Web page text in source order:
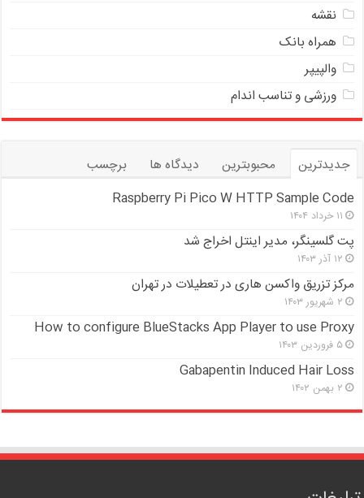
نقشه
همراه بانک
والپیپر
ورزشی و تناسب اندام
جدیدترین محبوبترین دیدگاه ها
برچسب
Raspberry Pi Pico W HTTP Sample Code
۱۱ خرداد ۱۴۰۴
پت گلسینگر، مدیر اینتل اخراج شد
۱۲ آذر ۱۴۰۳
مرکز تزریق واکسن هاری در تعطیلات در تهران
۲ شهریور ۱۴۰۳
How to configure BlueStacks App Player to use Proxy
۵ فروردین ۱۴۰۳
Gabapentin Induced Hair Loss
۲ بهمن ۱۴۰۲